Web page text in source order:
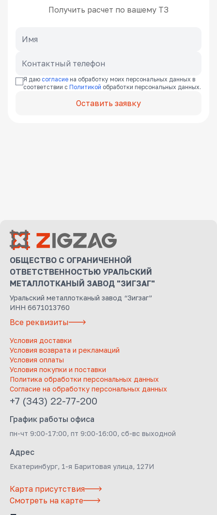
Получить расчет по вашему ТЗ
Я даю согласие на обработку моих персональных данных в
соответствии с Политикой обработки персональных данных.
Оставить заявку
ОБЩЕСТВО С ОГРАНИЧЕННОЙ
ОТВЕТСТВЕННОСТЬЮ УРАЛЬСКИЙ
МЕТАЛЛОТКАНЫЙ ЗАВОД "ЗИГЗАГ"
Уральский металлотканый завод “Зигзаг”
ИНН 6671013760
Все реквизиты
Условия доставки
Условия возврата и рекламаций
Условия оплаты
Условия покупки и поставки
Политика обработки персональных данных
Согласие на обработку персональных данных
+7 (343) 22-77-200
График работы офиса
пн-чт 9:00-17:00, пт 9:00-16:00, сб-вс выходной
Адрес
Екатеринбург, 1-я Баритовая улица, 127И
Карта присутствия
Смотреть на карте